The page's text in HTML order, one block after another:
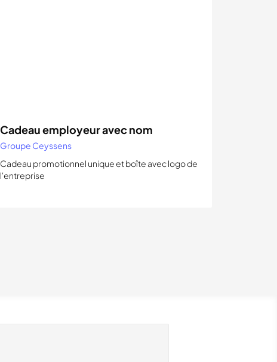
Cadeau employeur avec nom
Groupe Ceyssens
Cadeau promotionnel unique et boîte avec logo de
l'entreprise